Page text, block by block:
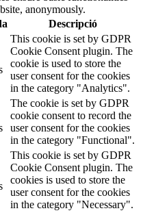
anonymously.
Descripció
This cookie is set by GDPR
Cookie Consent plugin. The
cookie is used to store the
user consent for the cookies
in the category "Analytics".
The cookie is set by GDPR
cookie consent to record the
user consent for the cookies
in the category "Functional".
This cookie is set by GDPR
Cookie Consent plugin. The
cookies is used to store the
user consent for the cookies
in the category "Necessary".